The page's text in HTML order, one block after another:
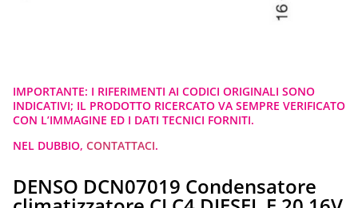
IMPORTANTE: I RIFERIMENTI AI CODICI ORIGINALI SONO
INDICATIVI; IL PRODOTTO RICERCATO VA SEMPRE VERIFICATO
CON L’IMMAGINE ED I DATI TECNICI FORNITI.
NEL DUBBIO, CONTATTACI.
DENSO DCN07019 Condensatore